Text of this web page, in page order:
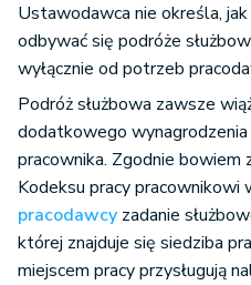
Ustawodawca nie określa,
odbywać się podróże
wyłącznie od potrzeb
Podróż służbowa zawsze
dodatkowego
pracownika. Zgodnie
Kodeksu pracy pracownikowi
pracodawcy zadanie
której znajduje się siedziba
miejscem pracy przysługują